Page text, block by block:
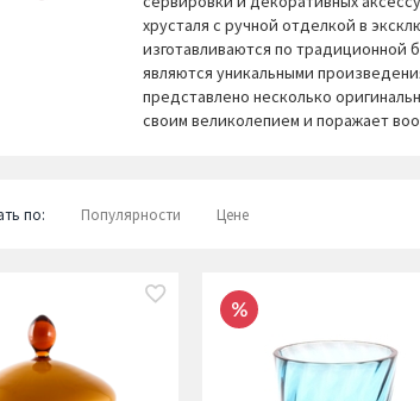
хрусталя с ручной отделкой в
изготавливаются по традиционной
являются уникальными
представлено несколько
своим великолепием и поражает
по: Популярности Цене